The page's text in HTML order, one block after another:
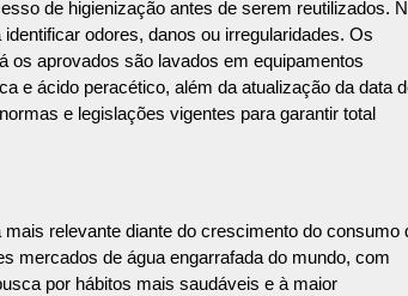
de higienização antes de serem reutilizados.
odores, danos ou irregularidades. Os
os aprovados são lavados em equipamentos
e ácido peracético, além da atualização da data
e legislações vigentes para garantir total
relevante diante do crescimento do consumo
mercados de água engarrafada do mundo, com
por hábitos mais saudáveis e à maior